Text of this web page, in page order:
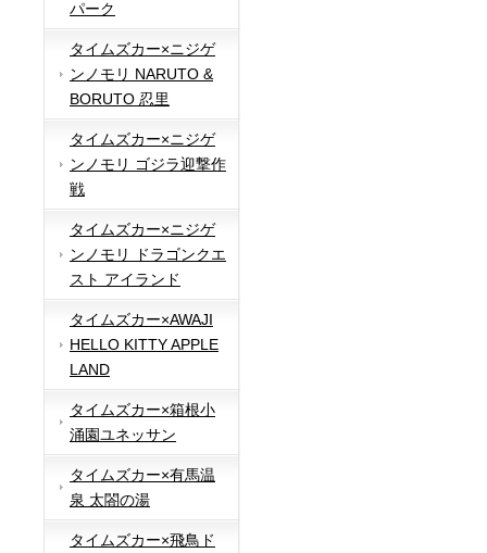
パーク
タイムズカー×ニジゲ
ンノモリ NARUTO &
BORUTO 忍里
タイムズカー×ニジゲ
ンノモリ ゴジラ迎撃作
戦
タイムズカー×ニジゲ
ンノモリ ドラゴンクエ
スト アイランド
タイムズカー×AWAJI
HELLO KITTY APPLE
LAND
タイムズカー×箱根小
涌園ユネッサン
タイムズカー×有馬温
泉 太閤の湯
タイムズカー×飛鳥ド